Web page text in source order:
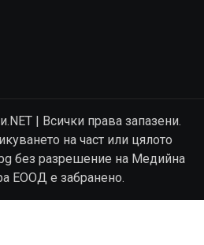
| Всички права запазени.
на част или цялото
без разрешение на Медийна
ЕООД е забранено.